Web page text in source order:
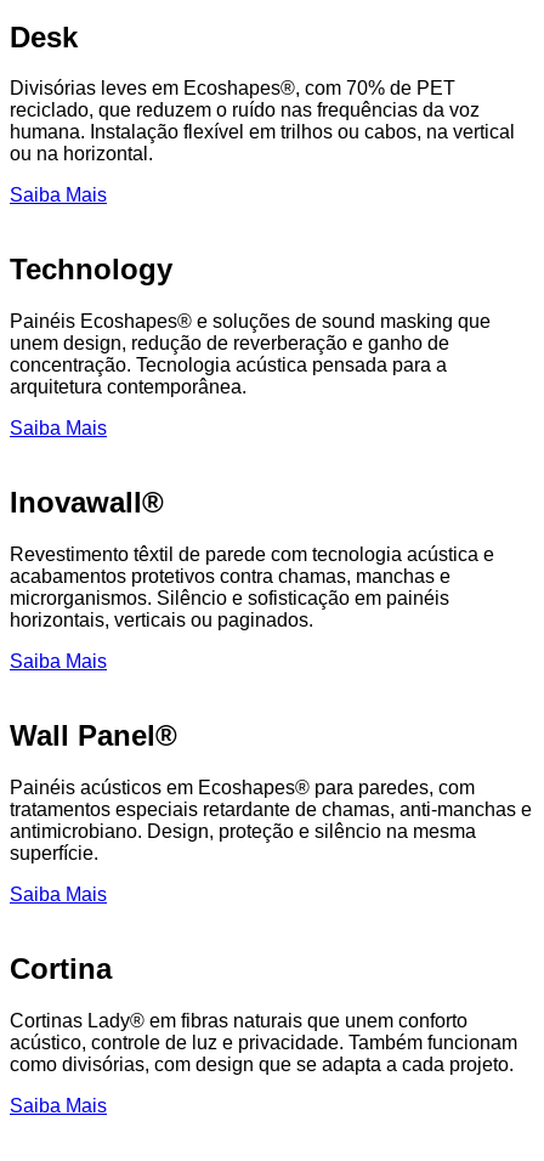
Desk
Divisórias leves em Ecoshapes®, com 70% de PET
reciclado, que reduzem o ruído nas frequências da voz
humana. Instalação flexível em trilhos ou cabos, na vertical
ou na horizontal.
Saiba Mais
Technology
Painéis Ecoshapes® e soluções de sound masking que
unem design, redução de reverberação e ganho de
concentração. Tecnologia acústica pensada para a
arquitetura contemporânea.
Saiba Mais
Inovawall®
Revestimento têxtil de parede com tecnologia acústica e
acabamentos protetivos contra chamas, manchas e
microrganismos. Silêncio e sofisticação em painéis
horizontais, verticais ou paginados.
Saiba Mais
Wall Panel®
Painéis acústicos em Ecoshapes® para paredes, com
tratamentos especiais retardante de chamas, anti-manchas e
antimicrobiano. Design, proteção e silêncio na mesma
superfície.
Saiba Mais
Cortina
Cortinas Lady® em fibras naturais que unem conforto
acústico, controle de luz e privacidade. Também funcionam
como divisórias, com design que se adapta a cada projeto.
Saiba Mais